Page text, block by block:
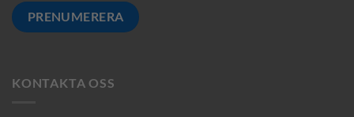
KONTAKTA OSS